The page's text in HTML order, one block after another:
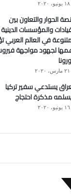
١٨ يونيو، ٢٠٢٠
الحوار والتعاون بين
والمؤسسات الدينية
في العالم العربي
لجهود مواجهة
٢١ مارس، ٢٠٢٠
يستدعي سفير تركيا
مذكرة احتجاج
١٦ يونيو، ٢٠٢٠